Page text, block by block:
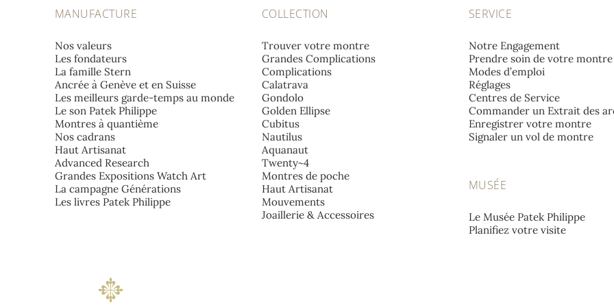
MANUFACTURE
Nos valeurs
Les fondateurs
La famille Stern
Ancrée à Genève et en Suisse
Les meilleurs garde-temps au monde
Le son Patek Philippe
Montres à quantième
Nos cadrans
Haut Artisanat
Advanced Research
Grandes Expositions Watch Art
La campagne Générations
Les livres Patek Philippe
COLLECTION
Trouver votre montre
Grandes Complications
Complications
Calatrava
Gondolo
Golden Ellipse
Cubitus
Nautilus
Aquanaut
Twenty~4
Montres de poche
Haut Artisanat
Mouvements
Joaillerie & Accessoires
SERVICE
Notre Engagement
Prendre soin de votre montre
Modes d’emploi
Réglages
Centres de Service
Commander un Extrait des
Enregistrer votre montre
Signaler un vol de montre
MUSÉE
Le Musée Patek Philippe
Planifiez votre visite